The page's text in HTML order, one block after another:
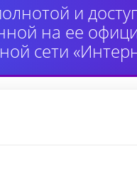
и
на ее
сети